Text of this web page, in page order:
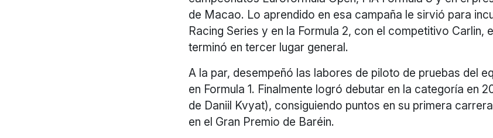
de Macao. Lo aprendido en esa campaña le sirvió para
Racing Series y en la Formula 2, con el competitivo Carlin,
terminó en tercer lugar general.
A la par, desempeñó las labores de piloto de pruebas del
en Formula 1. Finalmente logró debutar en la categoría en
de Daniil Kvyat), consiguiendo puntos en su primera
en el Gran Premio de Baréin.